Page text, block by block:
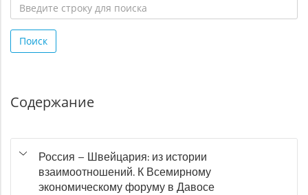
строку
для
Поиск
Содержание
Россия – Швейцария: из истории
взаимоотношений. К Всемирному
экономическому форуму в Давосе